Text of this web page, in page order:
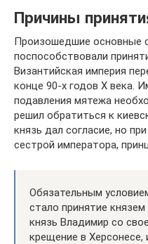
Причины
Произошедшие основные
поспособствовали
Византийская империя
конце 90-х годов X века.
подавления мятежа
решил обратиться к
князь дал согласие, но
сестрой императора,
Обязательным
стало принятие
князь Владимир со
крещение в Херсонесе,